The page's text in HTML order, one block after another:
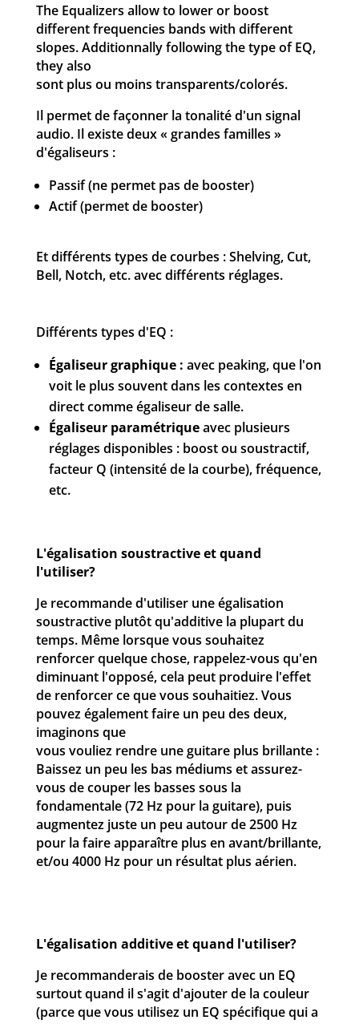
The Equalizers allow to lower or boost
different frequencies bands with different
slopes. Additionnally following the type of EQ,
they also
sont plus ou moins transparents/colorés.
Il permet de façonner la tonalité d'un signal
audio. Il existe deux « grandes familles »
d'égaliseurs :
Passif (ne permet pas de booster)
Actif (permet de booster)
Et différents types de courbes : Shelving, Cut,
Bell, Notch, etc. avec différents réglages.
Différents types d'EQ :
Égaliseur graphique : avec peaking, que l'on
voit le plus souvent dans les contextes en
direct comme égaliseur de salle.
Égaliseur paramétriqueavec plusieurs
réglages disponibles : boost ou soustractif,
facteur Q (intensité de la courbe), fréquence,
etc.
L'égalisation soustractive et quand
l'utiliser?
Je recommande d'utiliser une égalisation
soustractive plutôt qu'additive la plupart du
temps. Même lorsque vous souhaitez
renforcer quelque chose, rappelez-vous qu'en
diminuant l'opposé, cela peut produire l'effet
de renforcer ce que vous souhaitiez. Vous
pouvez également faire un peu des deux,
imaginons que
vous vouliez rendre une guitare plus brillante :
Baissez un peu les bas médiums et assurez-
vous de couper les basses sous la
fondamentale (72 Hz pour la guitare), puis
augmentez juste un peu autour de 2500 Hz
pour la faire apparaître plus en avant/brillante,
et/ou 4000 Hz pour un résultat plus aérien.
L'égalisation additive et quand l'utiliser?
Je recommanderais de booster avec un EQ
surtout quand il s'agit d'ajouter de la couleur
(parce que vous utilisez un EQ spécifique qui a